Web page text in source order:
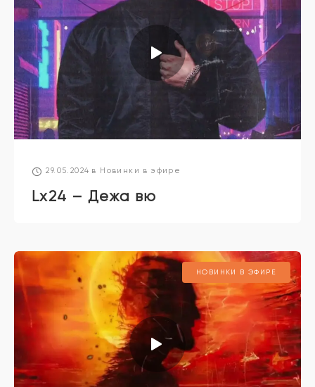
29.05.2024 в Новинки в эфире
Lx24 – Дежа вю
НОВИНКИ В ЭФИРЕ